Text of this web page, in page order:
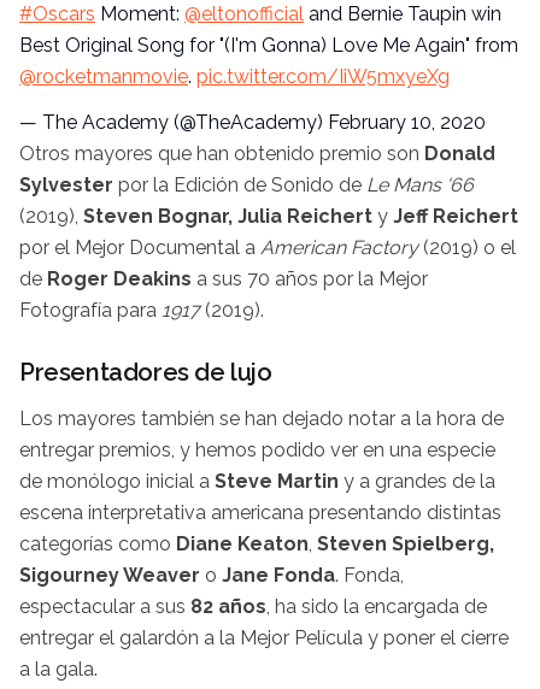
#Oscars Moment: @eltonofficial and Bernie Taupin win
Best Original Song for "(I'm Gonna) Love Me Again" from
@rocketmanmovie. pic.twitter.com/IiW5mxyeXg
— The Academy (@TheAcademy) February 10, 2020
Otros mayores que han obtenido premio son Donald
Sylvester por la Edición de Sonido de Le Mans '66
(2019), Steven Bognar, Julia Reichert y Jeff Reichert
por el Mejor Documental a American Factory(2019) o el
de Roger Deakins a sus 70 años por la Mejor
Fotografía para 1917(2019).
Presentadores de lujo
Los mayores también se han dejado notar a la hora de
entregar premios, y hemos podido ver en una especie
de monólogo inicial a Steve Martin y a grandes de la
escena interpretativa americana presentando distintas
categorías como Diane Keaton, Steven Spielberg,
Sigourney Weaver o Jane Fonda. Fonda,
espectacular a sus 82 años, ha sido la encargada de
entregar el galardón a la Mejor Película y poner el cierre
a la gala.